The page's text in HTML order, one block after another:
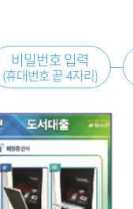
비밀번호 입력
(휴대번호 끝 4자리)